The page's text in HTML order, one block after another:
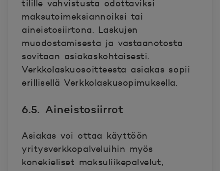
tilille vahvistusta odottaviksi
maksutoimeksiannoiksi tai
aineistosiirtona. Laskujen
muodostamisesta ja vastaanotosta
sovitaan asiakaskohtaisesti.
Verkkolaskuosoitteesta asiakas sopii
erillisellä Verkkolaskusopimuksella.
6.5. Aineistosiirrot
Asiakas voi ottaa käyttöön
yritysverkkopalveluihin myös
konekieliset maksuliikepalvelut,